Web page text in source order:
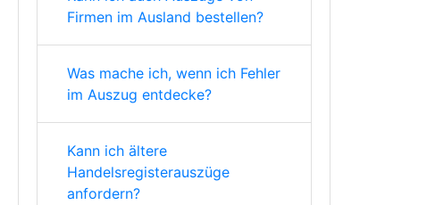
Firmen im Ausland bestellen?
Was mache ich, wenn ich Fehler
im Auszug entdecke?
Kann ich ältere
Handelsregisterauszüge
anfordern?